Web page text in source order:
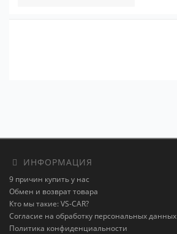
ИНФОРМАЦИЯ
9 причин купить у нас
Обмен и возврат товара
Кто мы такие: VS-CAR?
Согласие на обработку персональных данных
Политика конфиденциальности